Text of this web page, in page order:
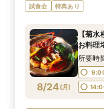
8/23(日 )
【菊水
お料理
8/23(日 )
※＼ま
ご案内
8/23(日 )
《★オ
方＆遠
試食会 特典あり
8/24 (月)
【菊
お料理
所要時